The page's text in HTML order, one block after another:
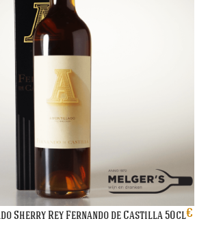
Sherry Rey Fernando de Castilla 50cl€